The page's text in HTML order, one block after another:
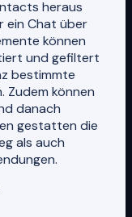
heraus
ein Chat über
können
und gefiltert
bestimmte
Zudem können
danach
gestatten die
als auch